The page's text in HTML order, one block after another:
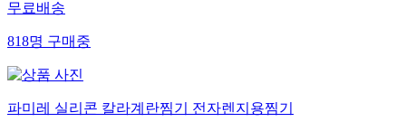
무료배송
818명구매중
파미레 실리콘 칼라계란찜기 전자렌지용찜기